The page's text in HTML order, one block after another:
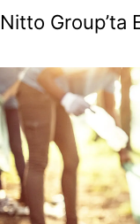
Nitto Group’ta